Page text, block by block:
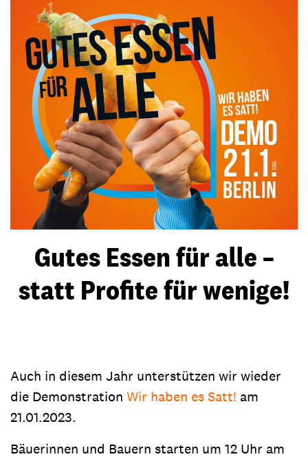
Gutes Essen für alle –
statt Profite für wenige!
Auch in diesem Jahr unterstützen wir wieder
die Demonstration Wir haben es Satt! am
21.01.2023.
Bäuerinnen und Bauern starten um 12 Uhr am